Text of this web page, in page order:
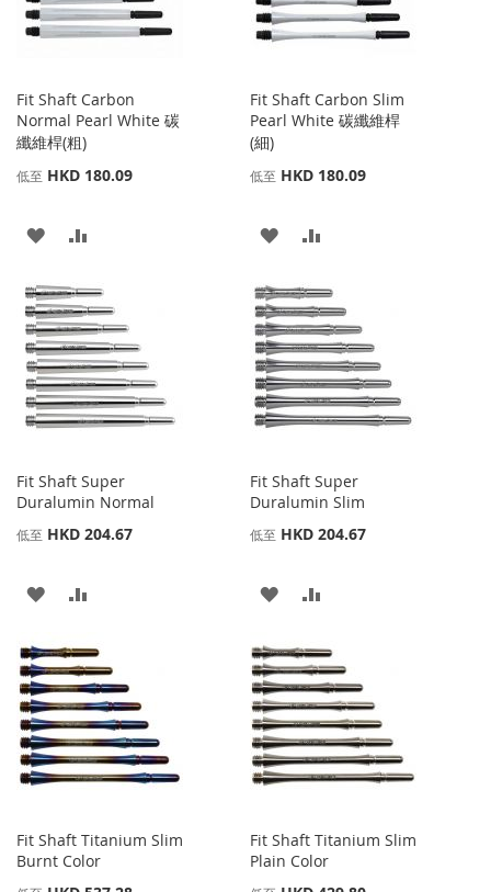
藏
夾
較
藏
夾
較
Fit Shaft Carbon
Normal Pearl White 碳
纖維桿(粗)
低至 HKD 180.09
添
到
收
藏
夾
並
比
較
Fit Shaft Carbon Slim
Pearl White 碳纖維桿
(細)
低至 HKD 180.09
添
到
收
藏
夾
並
比
較
Fit Shaft Super
Duralumin Normal
低至 HKD 204.67
添
到
收
藏
夾
並
比
較
Fit Shaft Super
Duralumin Slim
低至 HKD 204.67
添
到
收
藏
夾
並
比
較
Fit Shaft Titanium Slim
Burnt Color
Fit Shaft Titanium Slim
Plain Color